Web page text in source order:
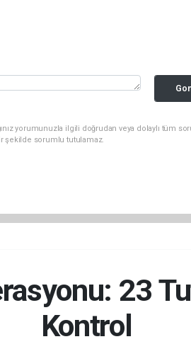
yorumunuzla ilgili doğrudan veya dolaylı tüm
şekilde sorumlu tutulamaz.
23
Kontrol